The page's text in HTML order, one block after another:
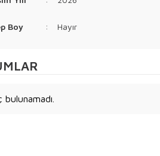
Boy : Hayır
bulunamadı.